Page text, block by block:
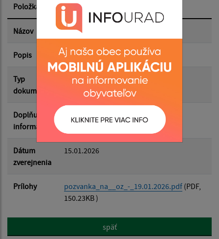
Dátum zverejnenia do:
Filtrovať Reset
Položka Informácia
Názov Pozvánka na OZ 19.01.2026
Popis
Typ
dokumentu
Zasadnutia OZ
Doplňujúce
informácie
Dátum
zverejnenia
15.01.2026
Prílohy pozvanka_na__oz_-_19.01.2026.pdf (PDF,
150.23KB )
späť